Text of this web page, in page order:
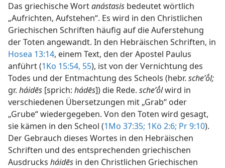
bietet
Das griechische Wortanástasis bedeutet wörtlich
„Aufrichten, Aufstehen“. Es wird in den Christlichen
Griechischen Schriften häufig auf die Auferstehung
der Toten angewandt. In den Hebräischen Schriften, in
Hosea 13:14, einem Text, den der Apostel Paulus
anführt (1Ko 15:54, 55), ist von der Vernichtung des
Todes und der Entmachtung des Scheols (hebr. scheʼṓl;
gr. háidēs [sprich: hádēs]) die Rede. scheʼṓlwird in
verschiedenen Übersetzungen mit „Grab“ oder
„Grube“ wiedergegeben. Von den Toten wird gesagt,
sie kämen in den Scheol (1Mo 37:35; 1Kö 2:6; Pr 9:10).
Der Gebrauch dieses Wortes in den Hebräischen
Schriften und des entsprechenden griechischen
Ausdrucks háidēs in den Christlichen Griechischen